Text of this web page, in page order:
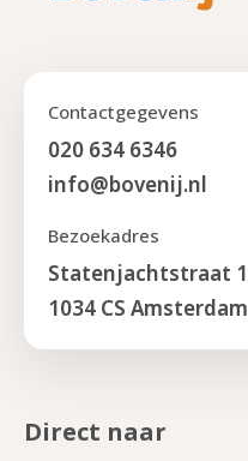
Contactgegevens
020 634 6346
info@bovenij.nl
Bezoekadres
Statenjachtstraat 1
1034 CS Amsterdam
Direct naar